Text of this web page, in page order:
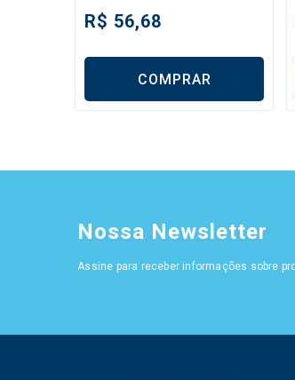
R$ 56,68
COMPRAR
Nossa Newsletter
Assine para receber informações sobre